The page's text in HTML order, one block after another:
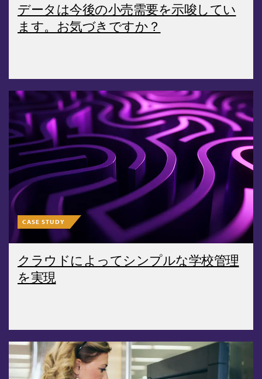
データは今後の小売需要を示唆してい
ます。お気づきですか？
CASE STUDY
クラウドによってシンプルな学校管理
を実現